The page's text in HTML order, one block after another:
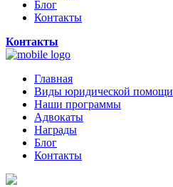
Блог
Контакты
Контакты
Главная
Виды юридической помощи
Наши программы
Адвокаты
Награды
Блог
Контакты